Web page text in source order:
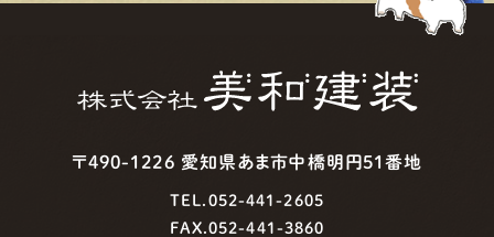
〒490-1226 愛知県あま市中橋明円51番地
TEL.052-441-2605
FAX.052-441-3860